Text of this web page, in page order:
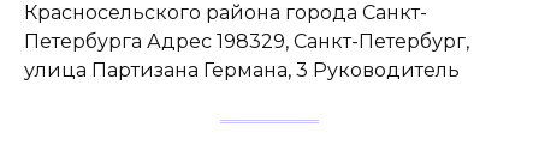
Красносельского района города Санкт-
Петербурга Адрес 198329, Санкт-Петербург,
улица Партизана Германа, 3 Руководитель